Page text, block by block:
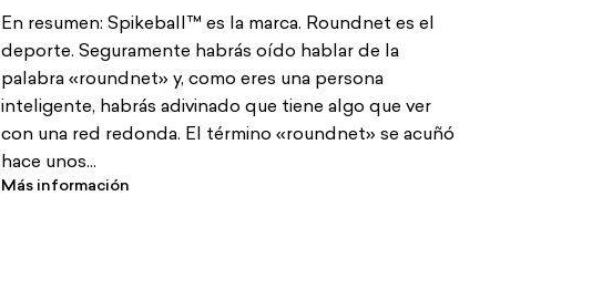
En resumen: Spikeball™ es la marca. Roundnet es el
deporte. Seguramente habrás oído hablar de la
palabra «roundnet» y, como eres una persona
inteligente, habrás adivinado que tiene algo que ver
con una red redonda. El término «roundnet» se acuñó
hace unos...
Más información